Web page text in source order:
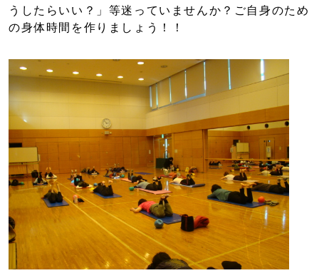
うしたらいい？」等迷っていませんか？ご自身のため
の身体時間を作りましょう！！